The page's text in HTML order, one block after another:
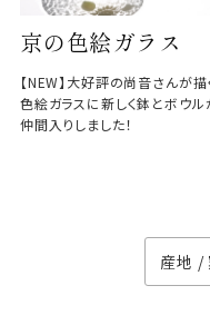
京の色絵ガラス
【NEW】大好評の尚音さんが描
色絵ガラスに新しく鉢とボウル
仲間入りしました！
産地 /